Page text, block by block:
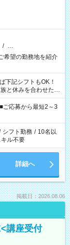
/ …
望の勤務地を紹介
「できれば残業はし
ク希望
、もう1つのお仕事
は応募できません。
ご応募から最短2～3
シフト勤務 / 10名以
ル不要
詳細へ
掲載日：2026.08.06
講座受付